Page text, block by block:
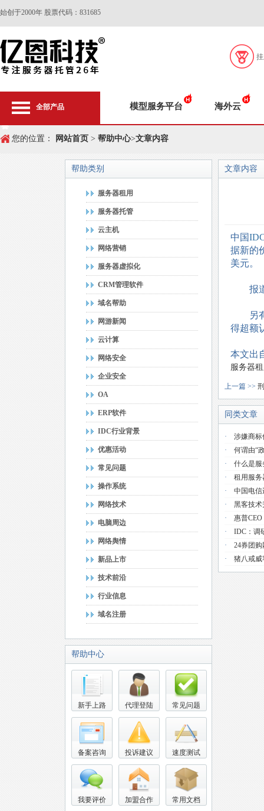
始创于2000年 股票代码：831685
全部产品 模型服务平台 海外云
您的位置： 网站首页 > 帮助中心>文章内容
帮助类别
服务器租用
服务器托管
云主机
网络营销
服务器虚拟化
CRM管理软件
域名帮助
网游新闻
云计算
网络安全
企业安全
OA
ERP软件
IDC行业背景
优惠活动
常见问题
操作系统
网络技术
电脑周边
网络舆情
新品上市
技术前沿
行业信息
域名注册
帮助中心
新手上路 代理登陆 常见问题
备案咨询 投诉建议 速度测试
我要评价 加盟合作 常用文档
文章内容
中国
据新的
美元。
报道
另有
得超额
本文出
服务器
上一篇 >>
同类文章
· 涉嫌商标
· 何谓由“
· 什么是服
· 租用服务
· 中国电
· 黑客技术
· 惠普
· IDC：调
· 24券团
· 猪八戒威